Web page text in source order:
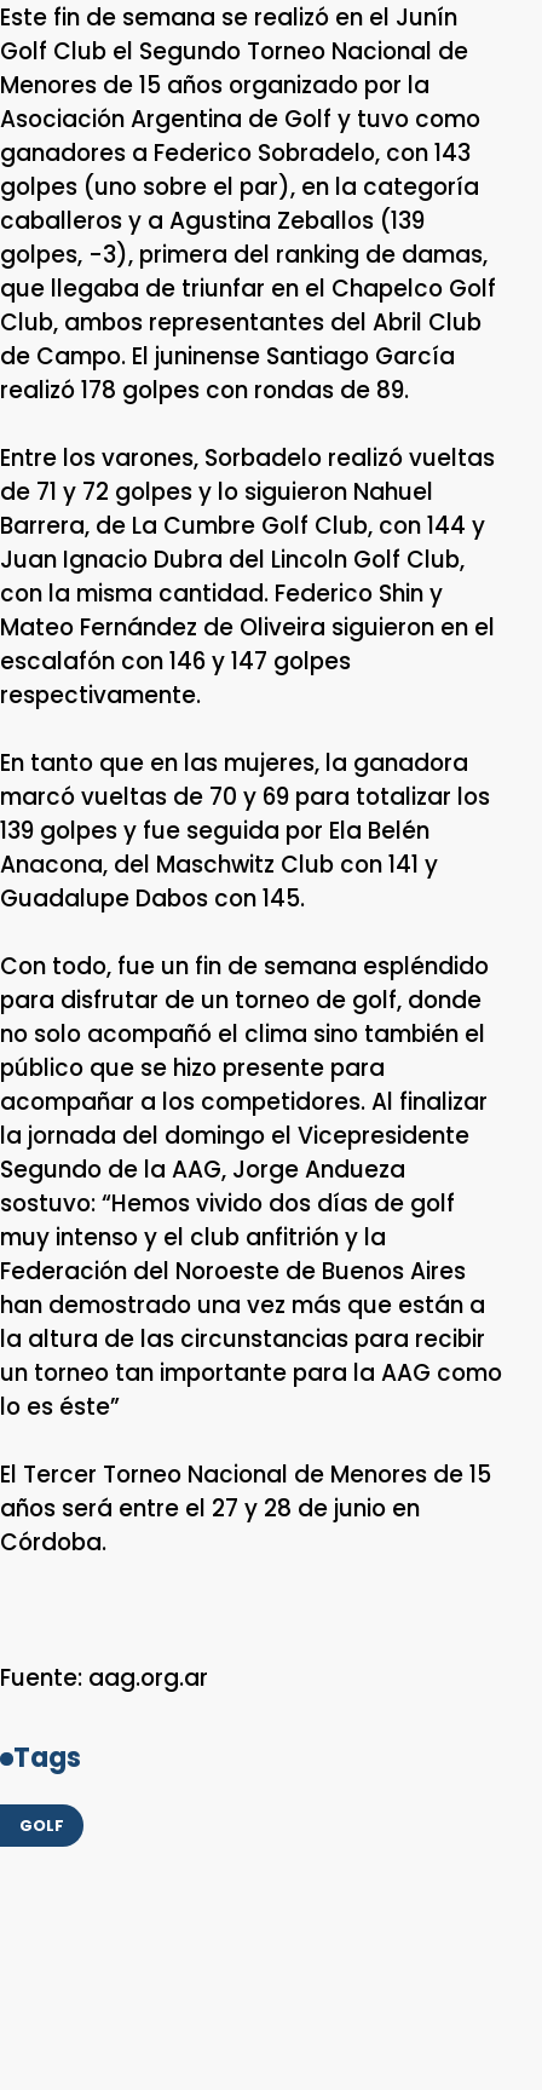
Este fin de semana se realizó en el Junín
Golf Club el Segundo Torneo Nacional de
Menores de 15 años organizado por la
Asociación Argentina de Golf y tuvo como
ganadores a Federico Sobradelo, con 143
golpes (uno sobre el par), en la categoría
caballeros y a Agustina Zeballos (139
golpes, -3), primera del ranking de damas,
que llegaba de triunfar en el Chapelco Golf
Club, ambos representantes del Abril Club
de Campo. El juninense Santiago García
realizó 178 golpes con rondas de 89.
Entre los varones, Sorbadelo realizó vueltas
de 71 y 72 golpes y lo siguieron Nahuel
Barrera, de La Cumbre Golf Club, con 144 y
Juan Ignacio Dubra del Lincoln Golf Club,
con la misma cantidad. Federico Shin y
Mateo Fernández de Oliveira siguieron en el
escalafón con 146 y 147 golpes
respectivamente.
En tanto que en las mujeres, la ganadora
marcó vueltas de 70 y 69 para totalizar los
139 golpes y fue seguida por Ela Belén
Anacona, del Maschwitz Club con 141 y
Guadalupe Dabos con 145.
Con todo, fue un fin de semana espléndido
para disfrutar de un torneo de golf, donde
no solo acompañó el clima sino también el
público que se hizo presente para
acompañar a los competidores. Al finalizar
la jornada del domingo el Vicepresidente
Segundo de la AAG, Jorge Andueza
sostuvo: “Hemos vivido dos días de golf
muy intenso y el club anfitrión y la
Federación del Noroeste de Buenos Aires
han demostrado una vez más que están a
la altura de las circunstancias para recibir
un torneo tan importante para la AAG como
lo es éste”
El Tercer Torneo Nacional de Menores de 15
años será entre el 27 y 28 de junio en
Córdoba.
Fuente: aag.org.ar
Tags
GOLF